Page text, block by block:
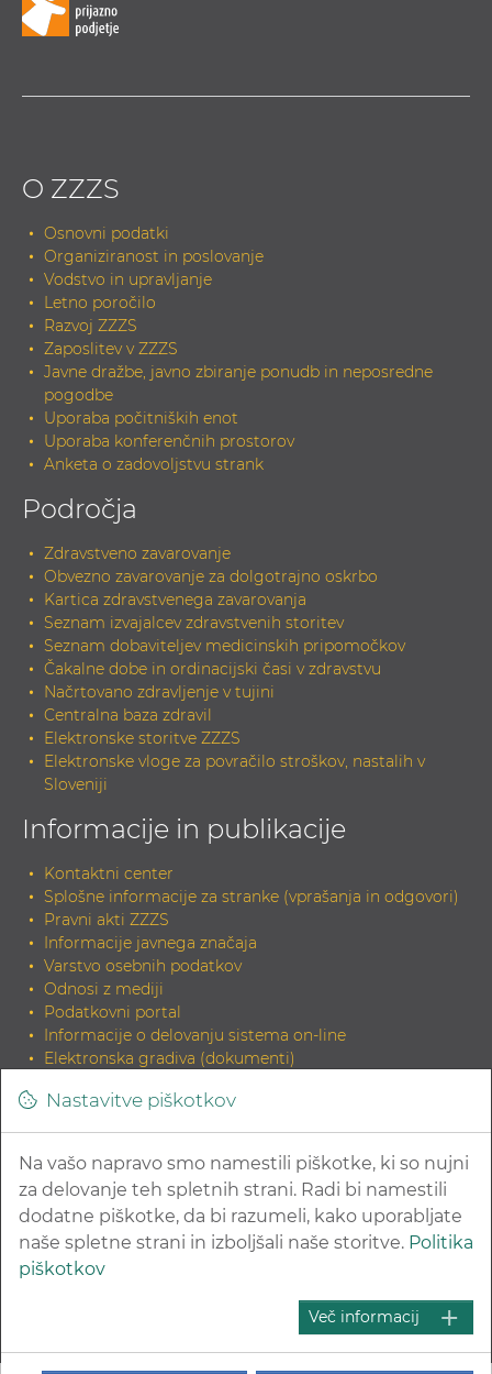
O ZZZS
Osnovni podatki
Organiziranost in poslovanje
Vodstvo in upravljanje
Letno poročilo
Razvoj ZZZS
Zaposlitev v ZZZS
Javne dražbe, javno zbiranje ponudb in neposredne
pogodbe
Uporaba počitniških enot
Uporaba konferenčnih prostorov
Anketa o zadovoljstvu strank
Področja
Zdravstveno zavarovanje
Obvezno zavarovanje za dolgotrajno oskrbo
Kartica zdravstvenega zavarovanja
Seznam izvajalcev zdravstvenih storitev
Seznam dobaviteljev medicinskih pripomočkov
Čakalne dobe in ordinacijski časi v zdravstvu
Načrtovano zdravljenje v tujini
Centralna baza zdravil
Elektronske storitve ZZZS
Elektronske vloge za povračilo stroškov, nastalih v
Sloveniji
Informacije in publikacije
Kontaktni center
Splošne informacije za stranke (vprašanja in odgovori)
Pravni akti ZZZS
Informacije javnega značaja
Varstvo osebnih podatkov
Odnosi z mediji
Podatkovni portal
Informacije o delovanju sistema on-line
Elektronska gradiva (dokumenti)
INDOK knjižnica
Povezave na sorodne strani
Pravna obvestila in varovanje zasebnosti
Nastavitve piškotkov
Na vašo napravo smo namestili piškotke, ki so nujni
za delovanje teh spletnih strani. Radi bi namestili
dodatne piškotke, da bi razumeli, kako uporabljate
naše spletne strani in izboljšali naše storitve. Politika
piškotkov
Več informacij